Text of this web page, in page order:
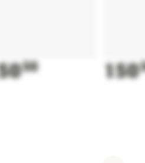
50 150